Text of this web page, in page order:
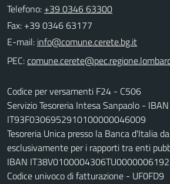
Telefono: +39 0346 63300
Fax: +39 0346 63177
E-mail:
PEC:
Codice per versamenti F24 - C506
Servizio Tesoreria Intesa Sanpaolo - IBAN
IT93F0306952910100000046009
Tesoreria Unica presso la Banca d'Italia
esclusivamente per i rapporti tra enti
IBAN IT38V0100004306TU0000006192
Codice univoco di fatturazione - UF0FD9